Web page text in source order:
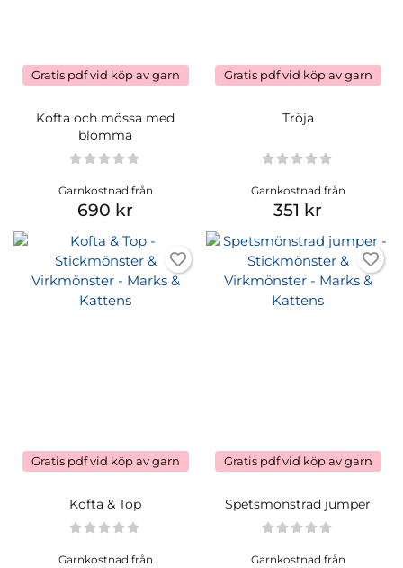
Gratis pdf vid köp av garn
Kofta och mössa med
blomma
Garnkostnad från
690 kr
Gratis pdf vid köp av garn
Tröja
Garnkostnad från
351 kr
Gratis pdf vid köp av garn
Kofta & Top
Garnkostnad från
Gratis pdf vid köp av garn
Spetsmönstrad jumper
Garnkostnad från